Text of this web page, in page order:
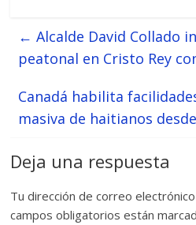
← Alcalde David Collado
peatonal en Cristo Rey
Canadá habilita
masiva de haitianos
Deja una respuesta
Tu dirección de correo
campos obligatorios están